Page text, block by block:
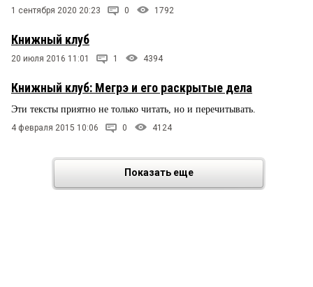
1 сентября 2020 20:23 0 1792
Книжный клуб
20 июля 2016 11:01 1 4394
Книжный клуб: Мегрэ и его раскрытые дела
Эти тексты приятно не только читать, но и перечитывать.
4 февраля 2015 10:06 0 4124
Показать еще